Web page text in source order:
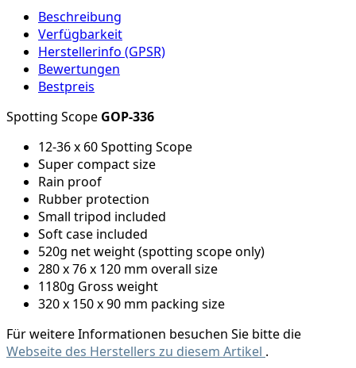
Beschreibung
Verfügbarkeit
Herstellerinfo (GPSR)
Bewertungen
Bestpreis
Spotting Scope GOP-336
12-36 x 60 Spotting Scope
Super compact size
Rain proof
Rubber protection
Small tripod included
Soft case included
520g net weight (spotting scope only)
280 x 76 x 120 mm overall size
1180g Gross weight
320 x 150 x 90 mm packing size
Für weitere Informationen besuchen Sie bitte die
Webseite des Herstellers zu diesem Artikel .